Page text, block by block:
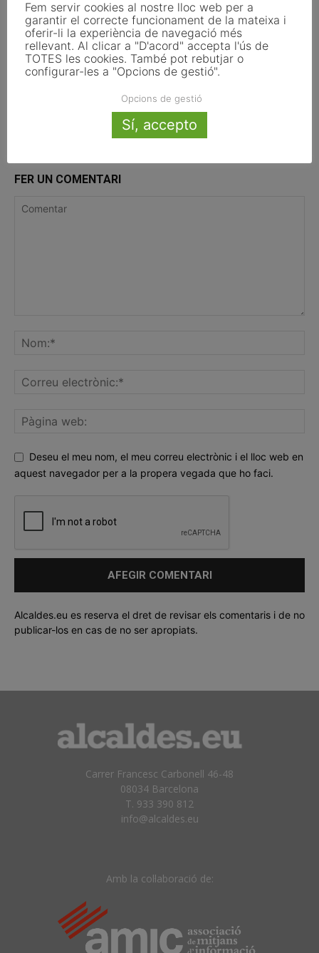
de transparència de la Llei d’IA que
afecten els ajuntaments
El Pla de Barris mobilitza 117 municipis
catalans per impulsar la regeneració
urbana
FER UN COMENTARI
Deseu el meu nom, el meu correu electrònic i el lloc web en
aquest navegador per a la propera vegada que ho faci.
Alcaldes.eu es reserva el dret de revisar els comentaris i de no
publicar-los en cas de no ser apropiats.
Carrer Francesc Carbonell 46-48
08034 Barcelona
T. 933 390 812
info@alcaldes.eu
Amb la col·laboració de:
Fem servir cookies al nostre lloc web per a
garantir el correcte funcionament de la mateixa i
oferir-li la experiència de navegació més
rellevant. Al clicar a "D'acord" accepta l'ús de
TOTES les cookies. També pot rebutjar o
configurar-les a "Opcions de gestió".
Opcions de gestió
Sí, accepto